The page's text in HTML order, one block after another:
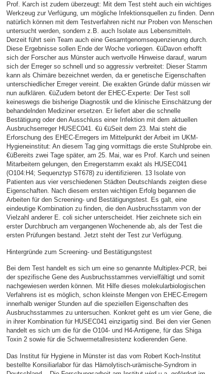
Prof. Karch ist zudem überzeugt: Mit dem Test steht auch ein wichtiges
Werkzeug zur Verfügung, um mögliche Infektionsquellen zu finden. Denn
natürlich können mit dem Testverfahren nicht nur Proben von Menschen
untersucht werden, sondern z.B. auch Isolate aus Lebensmitteln.
Derzeit führt sein Team auch eine Gesamtgenomsequenzierung durch.
Diese Ergebnisse sollen Ende der Woche vorliegen. €üDavon erhofft
sich der Forscher aus Münster auch wertvolle Hinweise darauf, warum
sich der Erreger so schnell und so aggressiv verbreitet: Dieser Stamm
kann als Chimäre bezeichnet werden, da er genetische Eigenschaften
unterschiedlicher Erreger vereint. Die exakten Gründe dafür müssen wir
nun aufklären. €üZudem betont der EHEC-Experte: Der Test soll
keineswegs die bisherige Diagnostik und die klinische Einschätzung der
behandelnden Mediziner ersetzen. Er liefert aber die schnelle
Bestätigung oder den Ausschluss einer Infektion mit dem aktuellen
Ausbruchserreger HUSEC041. €ü €üSeit dem 23. Mai steht die
Erforschung des EHEC-Erregers im Mittelpunkt der Arbeit im UKM-
Hygieneinstitut: An diesem Tag ging vormittags die erste Stuhlprobe ein.
€üBereits zwei Tage später, am 25. Mai, war es Prof. Karch und seinen
Mitarbeitern gelungen, den Erregerstamm exakt als HUSEC041
(O104:H4; Sequenztyp ST678) zu identifizieren. 13 Isolate von
Patienten aus vier verschiedenen Städten Deutschlands zeigten diese
Eigenschaften. Nach diesem ersten wichtigen Erfolg begannen die
Arbeiten für den Screening- und Bestätigungstest. Es galt, eine
eindeutige Kombination zu finden, die den Ausbruchsstamm von der
Vielzahl anderer E. coli sicher unterscheidet. Hier zeichnete sich ein
erster Durchbruch am vergangenen Wochenende ab, als der Test die
ersten Prüfungen bestand. Jetzt steht der Test zur Verfügung.
Hintergründe zum Screening- und Bestätigungstest
Bei dem Test handelt es sich um eine so genannte Multiplex-PCR, bei
der spezifische Gene des Ausbruchsstammes vervielfältigt und somit
nachgewiesen werden können. Mit Hilfe dieses molekularbiologischen
Verfahrens ist es möglich, schon kleinste Mengen von EHEC-Erregern
innerhalb weniger Stunden auf die speziellen Eigenschaften des
Ausbruchsstammes zu untersuchen. Konkret geht es um vier Gene, die
in ihrer Kombination für HUSEC041 einzigartig sind. Bei den vier Genen
handelt es sich um die für die O104- und H4-Antigene, für das Shiga
Toxin 2 sowie für die Schwermetallresistenz kodierenden Gene.
Das Institut für Hygiene in Münster ist das vom Robert Koch-Institut
bestellte Konsiliarlabor für das Hämolytisch-urämische-Syndrom in